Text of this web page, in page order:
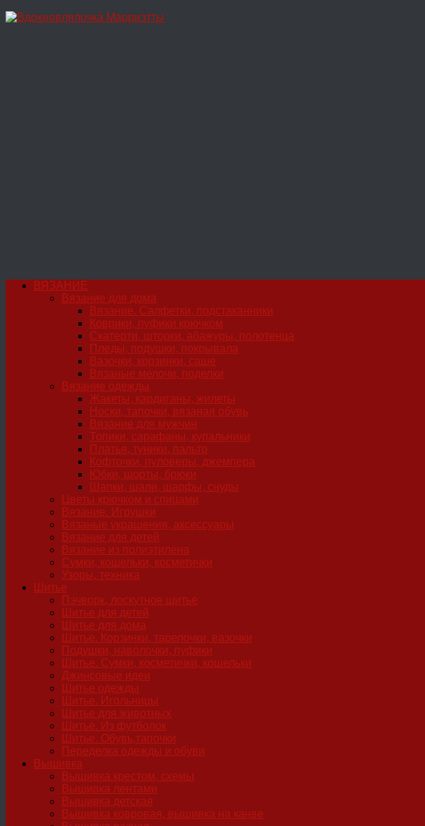
Перейти
ВЯЗАНИЕ
Вязание для дома
Вязание. Салфетки, подстаканники
Коврики, пуфики крючком
Скатерти, шторки, абажуры, полотенца
Пледы, подушки, покрывала
Вазочки, корзинки, саше
Вязаные мелочи, поделки
Вязание одежды
Жакеты, кардиганы, жилеты
Носки, тапочки, вязаная обувь
Вязание для мужчин
Топики, сарафаны, купальники
Платья, туники, пальто
Кофточки, пуловеры, джемпера
Юбки, шорты, брюки
Шапки, шали, шарфы, снуды
Цветы крючком и спицами
Вязание. Игрушки
Вязаные украшения, аксессуары
Вязание для детей
Вязание из полиэтилена
Сумки, кошельки, косметички
Узоры, техника
Шитье
Пэчворк, лоскутное шитье
Шитье для детей
Шитье для дома
Шитье. Корзинки, тарелочки, вазочки
Подушки, наволочки, пуфики
Шитье. Сумки, косметички, кошельки
Джинсовые идеи
Шитье одежды
Шитье. Игольницы
Шитье для животных
Шитье. Из футболок
Шитье. Обувь,тапочки
Переделка одежды и обуви
Вышивка
Вышивка крестом, схемы
Вышивка лентами
Вышивка детская
Вышивка ковровая, вышивка на канве